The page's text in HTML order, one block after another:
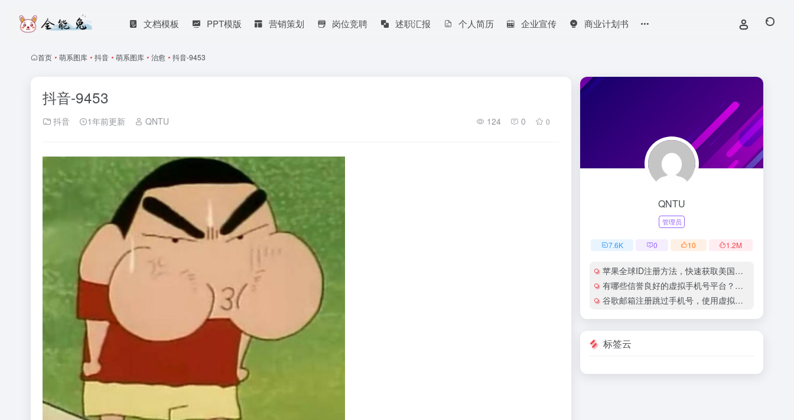
文档模板 PPT模版 营销策划 岗位竞聘 述职汇报 个人简历 企业宣传 商业计划书
首页 • 萌系图库 • 抖音 • 萌系图库 • 治愈 • 抖音-9453
抖音-9453
抖音 1年前更新 QNTU 124 0 0
QNTU
管理员
7.6K 0 10 1.2M
苹果全球ID注册方法，快速获取美国地区苹果账号
有哪些信誉良好的虚拟手机号平台？有哪些平台提供国际虚拟手机号服务？
谷歌邮箱注册跳过手机号，使用虚拟手机号注册谷歌邮箱安全吗？
标签云